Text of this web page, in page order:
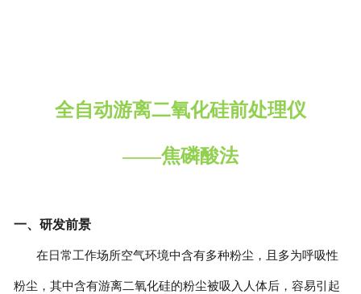
全自动游离二氧化硅前处理仪
——焦磷酸法
一、 研发前景
在日常工作场所空气环境中含有多种粉尘，且多为呼吸性
粉尘，其中含有游离二氧化硅的粉尘被吸入人体后，容易引起